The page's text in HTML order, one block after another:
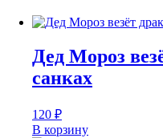
Дед Мороз
санках
120 ₽
В корзину